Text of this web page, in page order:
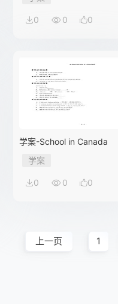
0 0 0
学案-School in Canada
学案
0 0 0
上一页 1